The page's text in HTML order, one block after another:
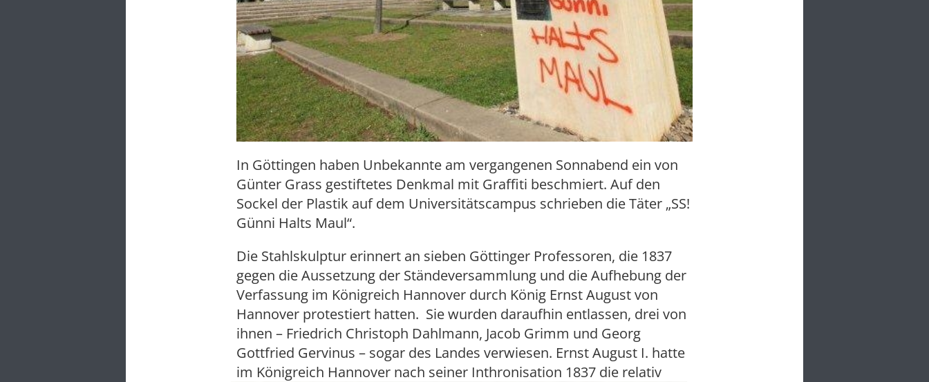
In Göttingen haben Unbekannte am vergangenen Sonnabend ein von
Günter Grass gestiftetes Denkmal mit Graffiti beschmiert. Auf den
Sockel der Plastik auf dem Universitätscampus schrieben die Täter „SS!
Günni Halts Maul“.
Die Stahlskulptur erinnert an sieben Göttinger Professoren, die 1837
gegen die Aussetzung der Ständeversammlung und die Aufhebung der
Verfassung im Königreich Hannover durch König Ernst August von
Hannover protestiert hatten. Sie wurden daraufhin entlassen, drei von
ihnen – Friedrich Christoph Dahlmann, Jacob Grimm und Georg
Gottfried Gervinus – sogar des Landes verwiesen. Ernst August I. hatte
im Königreich Hannover nach seiner Inthronisation 1837 die relativ